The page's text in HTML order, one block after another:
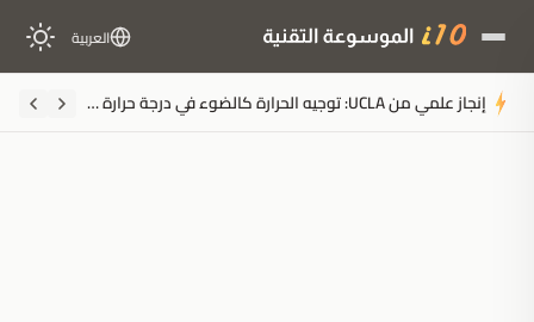
العربية
ملخَّص المقال إنجاز علمي من UCLA: توجيه الحرارة كالضوء في درجة حرارة الغرفة لإحداث ثورة في تبريد الذكاء الاصطناعي